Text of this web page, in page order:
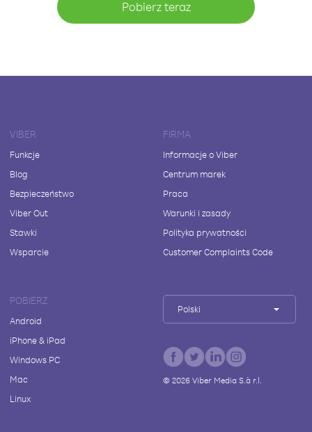
Pobierz teraz
VIBER
Funkcje
Blog
Bezpieczeństwo
Viber Out
Stawki
Wsparcie
FIRMA
Informacje o Viber
Centrum marek
Praca
Warunki i zasady
Polityka prywatności
Customer Complaints Code
POBIERZ
Android
iPhone & iPad
Windows PC
Mac
Linux
Polski
© 2026Viber Media S.à r.l.